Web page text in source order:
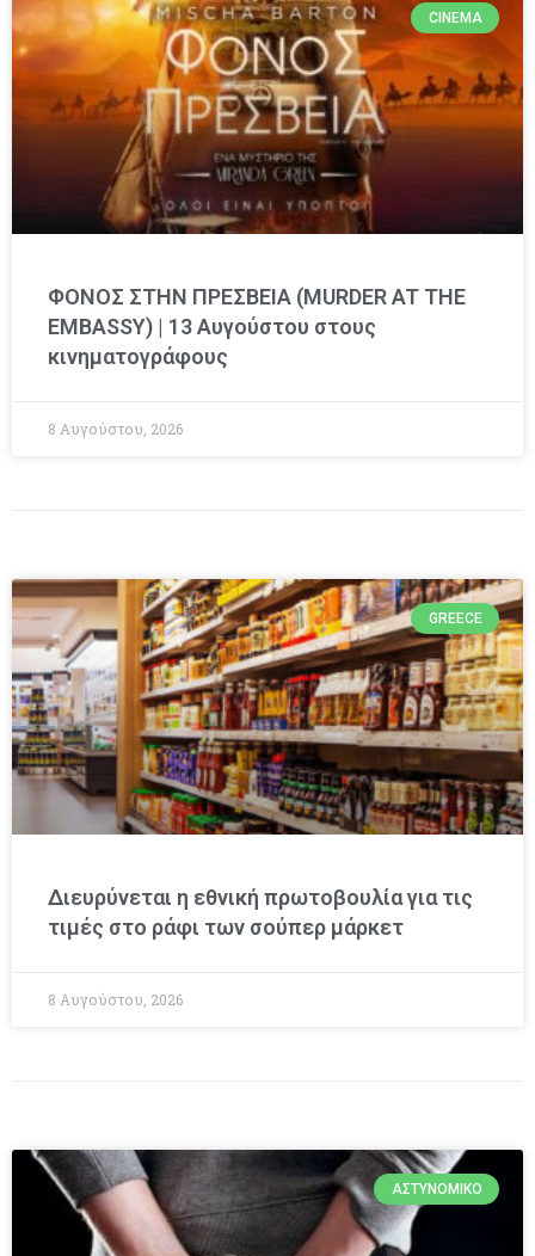
CINEMA
ΦΟΝΟΣ ΣΤΗΝ ΠΡΕΣΒΕΙΑ (MURDER AT THE
EMBASSY) | 13 Αυγούστου στους
κινηματογράφους
8 Αυγούστου, 2026
GREECE
Διευρύνεται η εθνική πρωτοβουλία για τις
τιμές στο ράφι των σούπερ μάρκετ
8 Αυγούστου, 2026
ΑΣΤΥΝΟΜΙΚΌ